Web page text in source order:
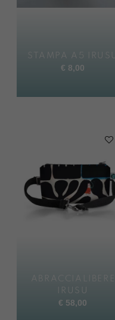
STAMPA A5 IRUSU
€ 8,00
ABRACCIALIBERE
IRUSU
€ 58,00